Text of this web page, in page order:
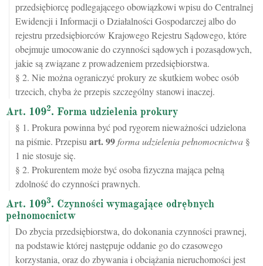
przedsiębiorcę podlegającego obowiązkowi wpisu do Centralnej
Ewidencji i Informacji o Działalności Gospodarczej albo do
rejestru przedsiębiorców Krajowego Rejestru Sądowego, które
obejmuje umocowanie do czynności sądowych i pozasądowych,
jakie są związane z prowadzeniem przedsiębiorstwa.
§ 2. Nie można ograniczyć prokury ze skutkiem wobec osób
trzecich, chyba że przepis szczególny stanowi inaczej.
Art. 1092. Forma udzielenia prokury
§ 1. Prokura powinna być pod rygorem nieważności udzielona
na piśmie. Przepisu art.99forma udzielenia pełnomocnictwa §
1 nie stosuje się.
§ 2. Prokurentem może być osoba fizyczna mająca pełną
zdolność do czynności prawnych.
Art. 1093. Czynności wymagające odrębnych
pełnomocnictw
Do zbycia przedsiębiorstwa, do dokonania czynności prawnej,
na podstawie której następuje oddanie go do czasowego
korzystania, oraz do zbywania i obciążania nieruchomości jest